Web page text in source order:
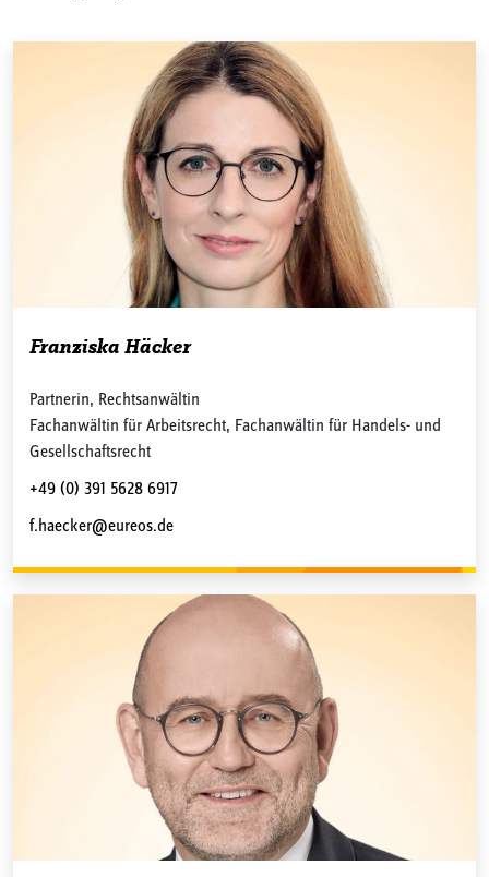
Franziska Häcker
Partnerin, Rechtsanwältin
Fachanwältin für Arbeitsrecht, Fachanwältin für Handels- und
Gesellschaftsrecht
+49 (0) 391 5628 6917
f.haecker@eureos.de